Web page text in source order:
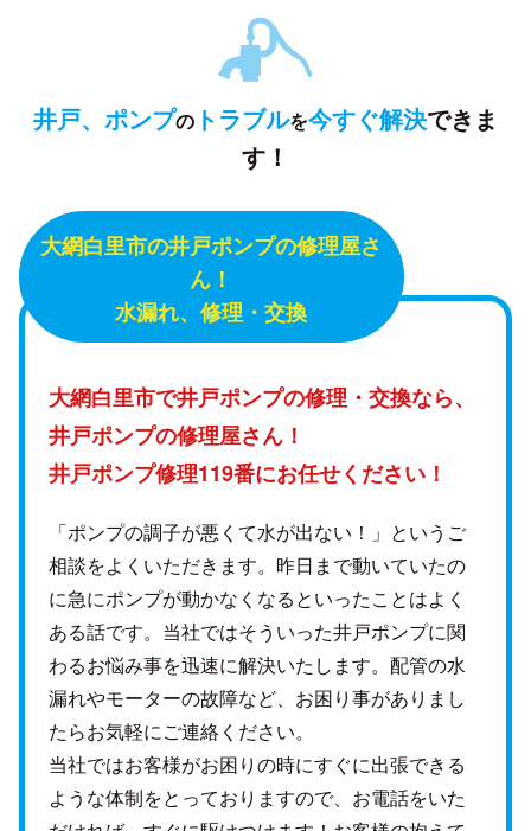
井戸、ポンプの トラブルを今すぐ解決できま
す！
大網白里市の井戸ポンプの修理屋さ
ん！
水漏れ、修理・交換
大網白里市で井戸ポンプの修理・交換なら、
井戸ポンプの修理屋さん！
井戸ポンプ修理119番にお任せください！
「ポンプの調子が悪くて水が出ない！」というご
相談をよくいただきます。昨日まで動いていたの
に急にポンプが動かなくなるといったことはよく
ある話です。当社ではそういった井戸ポンプに関
わるお悩み事を迅速に解決いたします。配管の水
漏れやモーターの故障など、お困り事がありまし
たらお気軽にご連絡ください。
当社ではお客様がお困りの時にすぐに出張できる
ような体制をとっておりますので、お電話をいた